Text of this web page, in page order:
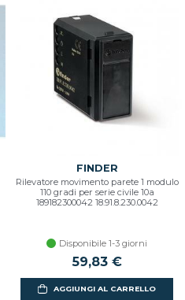
FINDER
Rilevatore movimento parete 1 modulo
110 gradi per serie civile 10a
189182300042 18.91.8.230.0042
Disponibile 1-3 giorni
59,83 €
AGGIUNGI AL CARRELLO